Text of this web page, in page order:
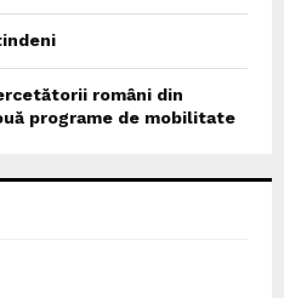
români din
programe de mobilitate